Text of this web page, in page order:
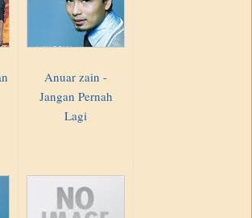
Anuar zain -
Jangan Pernah
Lagi